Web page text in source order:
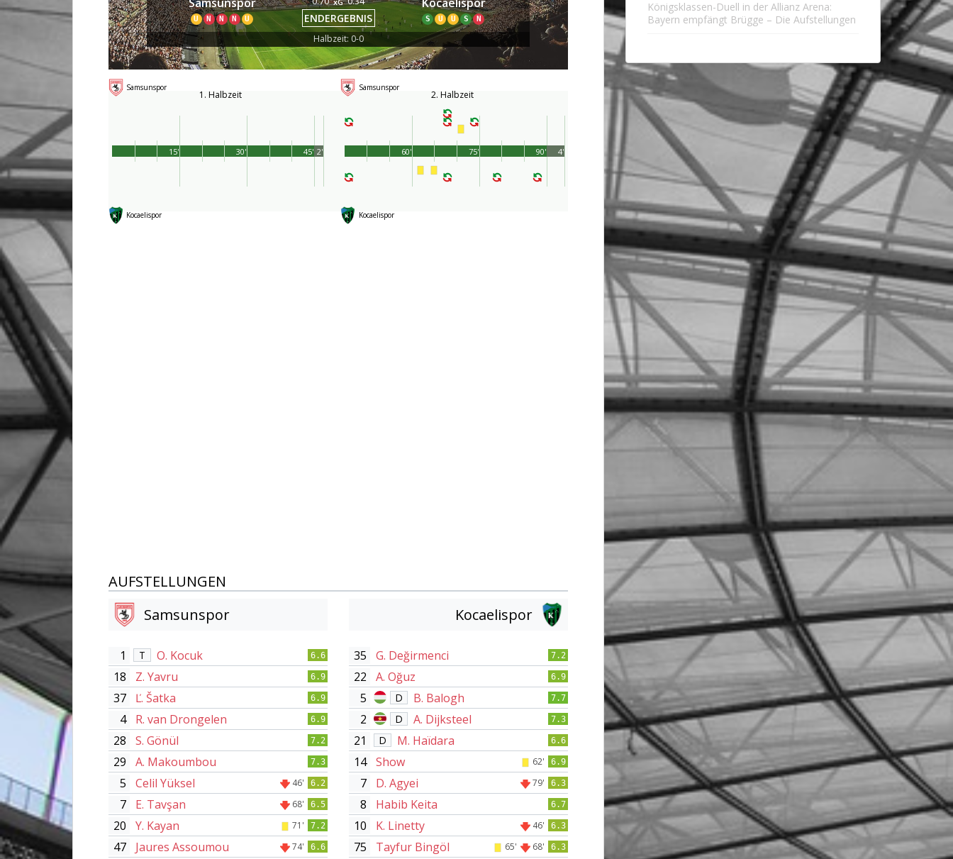
U N N N U ENDERGEBNIS S U U S N
Halbzeit: 0-0
Samsunspor
1. Halbzeit
Kocaelispor
45'
15' 30' 2'
Samsunspor
2. Halbzeit
Kocaelispor
90'
60' 75' 4'
AUFSTELLUNGEN
Samsunspor
1 T O. Kocuk 6.6
18 Z. Yavru 6.9
37 Ľ. Šatka 6.9
4 R. van Drongelen 6.9
28 S. Gönül 7.2
29 A. Makoumbou 7.3
5 Celil Yüksel 46' 6.2
7 E. Tavşan 68' 6.5
20 Y. Kayan 71' 7.2
47 Jaures Assoumou 74' 6.6
Kocaelispor
35 G. Değirmenci 7.2
22 A. Oğuz 6.9
5 D B. Balogh 7.7
2 D A. Dijksteel 7.3
21 D M. Haïdara 6.6
14 Show 62' 6.9
7 D. Agyei 79' 6.3
8 Habib Keita 6.7
10 K. Linetty 46' 6.3
75 Tayfur Bingöl 65' 68' 6.3
Königsklassen-Duell in der Allianz Arena:
Bayern empfängt Brügge – Die Aufstellungen